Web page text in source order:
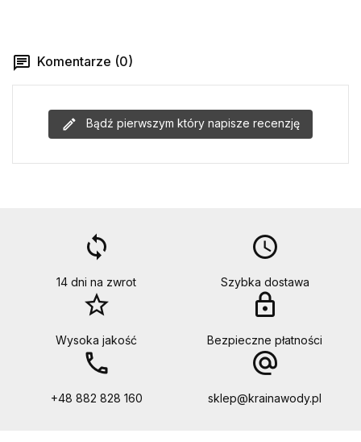
Komentarze (0)
Bądź pierwszym który napisze recenzję
loop
14 dni na zwrot
access_time
Szybka dostawa
star_border
Wysoka jakość
lock
Bezpieczne płatności
call
+48 882 828 160
alternate_email
sklep@krainawody.pl